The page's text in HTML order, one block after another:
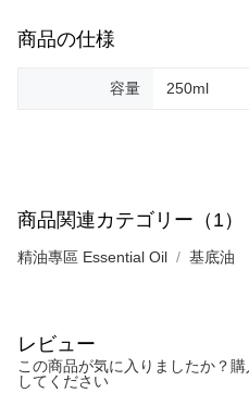
商品の仕様
容量 250ml
商品関連カテゴリー（1）
精油專區 Essential Oil 基底油
レビュー
この商品が気に入りましたか？
してください